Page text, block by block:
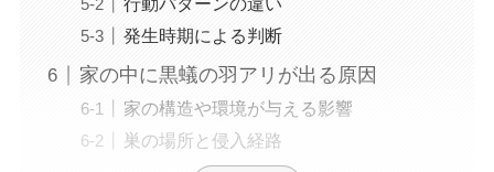
発生時期による判断
家の中に黒蟻の羽アリが出る原因
家の構造や環境が与える影響
巣の場所と侵入経路